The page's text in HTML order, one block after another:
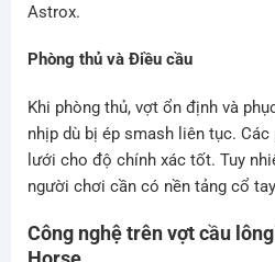
Astrox.
Phòng thủ và Điều cầu
Khi phòng thủ, vợt ổn định và
nhịp dù bị ép smash liên tục.
lưới cho độ chính xác tốt. Tuy
người chơi cần có nền tảng cổ
Công nghệ trên vợt cầu